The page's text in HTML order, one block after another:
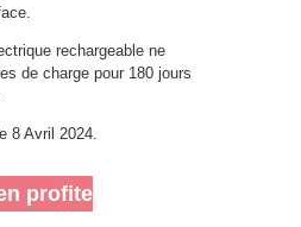
rechargeable ne
de charge pour 180 jours
8 Avril 2024.
profite